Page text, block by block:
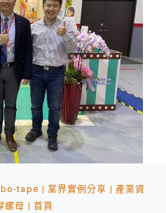
tape 業界實例分享
產業資
螺母 首頁